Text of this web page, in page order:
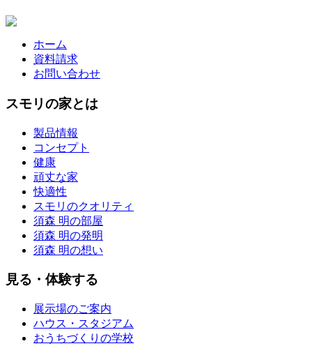
ホーム
資料請求
お問い合わせ
スモリの家とは
製品情報
コンセプト
健康
頑丈な家
快適性
スモリのクオリティ
須森 明の部屋
須森 明の発明
須森 明の想い
見る・体験する
展示場のご案内
ハウス・スタジアム
おうちづくりの学校